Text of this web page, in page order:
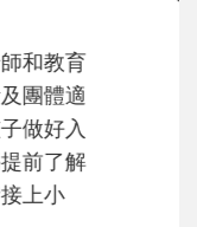
懂父親的
總是在一次
孩子一起長
到獨立自
養成。爸爸